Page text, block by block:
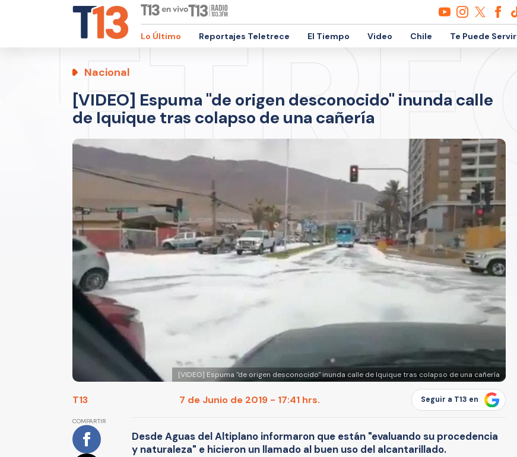
Lo Último Reportajes Teletrece El Tiempo Video Chile Te Puede Servir
Nacional
[VIDEO] Espuma "de origen desconocido" inunda calle
de Iquique tras colapso de una cañería
[VIDEO] Espuma "de origen desconocido" inunda calle de Iquique tras colapso de una cañería
T13 7 de Junio de 2019 - 17:41 hrs. Seguir a T13 en
COMPARTIR
Desde Aguas del Altiplano informaron que están "evaluando su procedencia
y naturaleza" e hicieron un llamado al buen uso del alcantarillado.